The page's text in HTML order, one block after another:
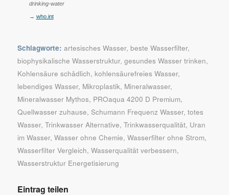
drinking-water
→ who.int
Schlagworte: artesisches Wasser, beste Wasserfilter,
biophysikalische Wasserstruktur, gesundes Wasser trinken,
Kohlensäure schädlich, kohlensäurefreies Wasser,
lebendiges Wasser, Mikroplastik, Mineralwasser,
Mineralwasser Mythos, PROaqua 4200 D Premium,
Quellwasser zuhause, Schumann Frequenz Wasser, totes
Wasser, Trinkwasser Alternative, Trinkwasserqualität, Uran
im Wasser, Wasser ohne Chemie, Wasserfilter ohne Strom,
Wasserfilter Vergleich, Wasserqualität verbessern,
Wasserstruktur Energetisierung
Eintrag teilen